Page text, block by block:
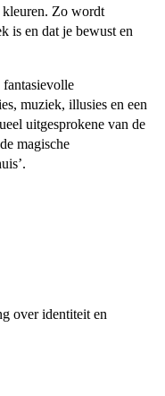
kleuren. Zo wordt
is en dat je bewust en
muziek, illusies en een
uitgesprokene van de
magische
over identiteit en